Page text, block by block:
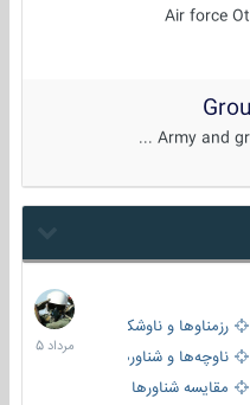
Air force
Army and
بر
رزمناوها و ناوشکن‌ها
ناوچه‌ها و شناورهای گشتی
مقایسه شناورها
2
مرداد
1405